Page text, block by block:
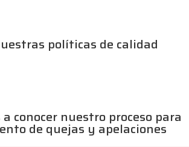
políticas de calidad
conocer nuestro proceso para
de quejas y apelaciones